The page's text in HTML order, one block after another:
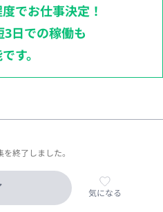
でお仕事決定！
3日での稼働も
す。
終了しました。
気になる